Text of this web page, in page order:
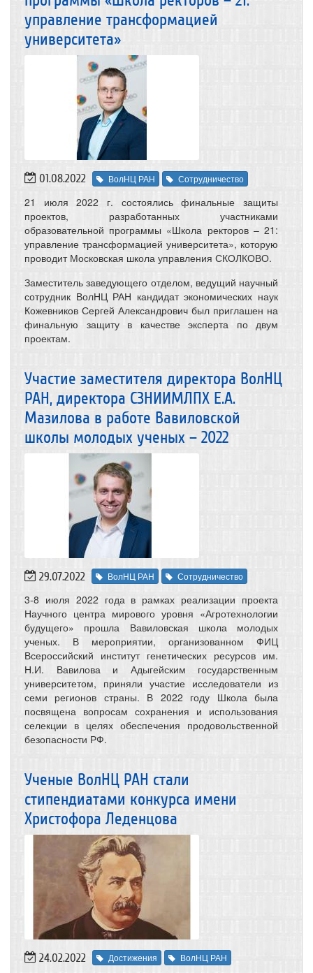
управление трансформацией
университета»
01.08.2022 ВолНЦ РАН Сотрудничество
21 июля 2022 г. состоялись финальные защиты
проектов, разработанных участниками
образовательной программы «Школа ректоров – 21:
управление трансформацией университета», которую
проводит Московская школа управления СКОЛКОВО.
Заместитель заведующего отделом, ведущий научный
сотрудник ВолНЦ РАН кандидат экономических наук
Кожевников Сергей Александрович был приглашен на
финальную защиту в качестве эксперта по двум
проектам.
Участие заместителя директора ВолНЦ
РАН, директора СЗНИИМЛПХ Е.А.
Мазилова в работе Вавиловской
школы молодых ученых – 2022
29.07.2022 ВолНЦ РАН Сотрудничество
3-8 июля 2022 года в рамках реализации проекта
Научного центра мирового уровня «Агротехнологии
будущего» прошла Вавиловская школа молодых
ученых. В мероприятии, организованном ФИЦ
Всероссийский институт генетических ресурсов им.
Н.И. Вавилова и Адыгейским государственным
университетом, приняли участие исследователи из
семи регионов страны. В 2022 году Школа была
посвящена вопросам сохранения и использования
селекции в целях обеспечения продовольственной
безопасности РФ.
Ученые ВолНЦ РАН стали
стипендиатами конкурса имени
Христофора Леденцова
24.02.2022 Достижения ВолНЦ РАН